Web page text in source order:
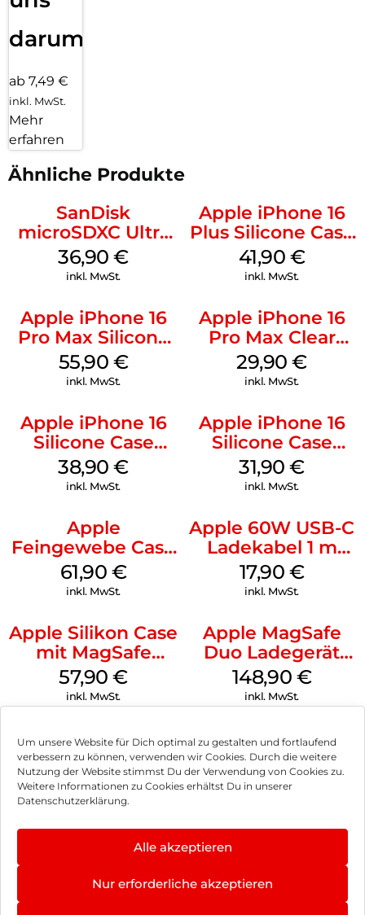
Um unsere Website für Dich optimal zu gestalten und fortlaufend
verbessern zu können, verwenden wir Cookies. Durch die weitere
Nutzung der Website stimmst Du der Verwendung von Cookies zu.
Weitere Informationen zu Cookies erhältst Du in unserer
Datenschutzerklärung.
Alle akzeptieren
Nur erforderliche akzeptieren
darum!
ab 7,49 €
inkl. MwSt.
Mehr
erfahren
Ähnliche Produkte
SanDisk
microSDXC Ultra
128 GB + Adapter
Mobile
36,90€
inkl. MwSt.
Apple iPhone 16
Plus Silicone Case
MagSafe Stone
Gray
41,90 €
inkl. MwSt.
Apple iPhone 16
Pro Max Silicone
Case MagSafe
Stone Gray
55,90 €
inkl. MwSt.
Apple iPhone 16
Pro Max Clear
Case MagSafe
Transparent
29,90€
inkl. MwSt.
Apple iPhone 16
Silicone Case
MagSafe
Ultramarine
38,90€
inkl. MwSt.
Apple iPhone 16
Silicone Case
MagSafe Fuchsia
31,90€
inkl. MwSt.
Apple
Feingewebe Case
iPhone 15 Pro
MagSafe Schwarz
61,90 €
inkl. MwSt.
Apple 60W USB-C
Ladekabel 1 m
Weiß
17,90 €
inkl. MwSt.
Apple Silikon Case
mit MagSafe
iPhone 14 Pro
(PRODUCT)RED
57,90€
inkl. MwSt.
Apple MagSafe
Duo Ladegerät
Weiß
148,90 €
inkl. MwSt.
Impressum
Hinweis zur Batterieentsorgung